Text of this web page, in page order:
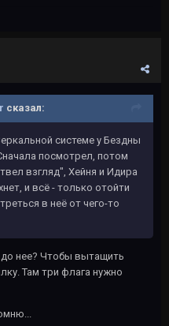
сказал:
системе у Бездны
посмотрел, потом
взгляд", Хейня и Идира
и всё - только отойти
в неё от чего-то
нее? Чтобы вытащить
Там три флага нужно